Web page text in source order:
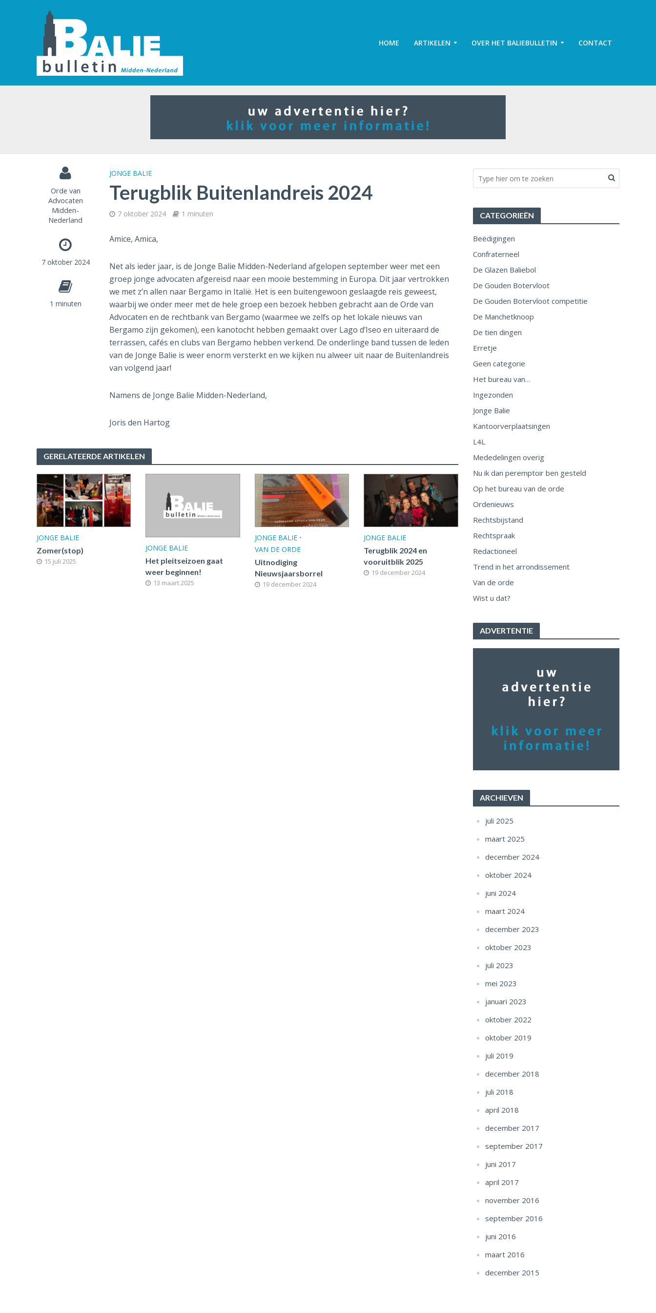
HOME ARTIKELEN OVER HET BALIEBULLETIN CONTACT
Orde van
Advocaten
Midden-
Nederland
7 oktober 2024
1 minuten
JONGE BALIE
Terugblik Buitenlandreis 2024
7 oktober 2024 1 minuten
Amice, Amica,
Net als ieder jaar, is de Jonge Balie Midden-Nederland afgelopen september weer met een
groep jonge advocaten afgereisd naar een mooie bestemming in Europa. Dit jaar vertrokken
we met z’n allen naar Bergamo in Italië. Het is een buitengewoon geslaagde reis geweest,
waarbij we onder meer met de hele groep een bezoek hebben gebracht aan de Orde van
Advocaten en de rechtbank van Bergamo (waarmee we zelfs op het lokale nieuws van
Bergamo zijn gekomen), een kanotocht hebben gemaakt over Lago d’Iseo en uiteraard de
terrassen, cafés en clubs van Bergamo hebben verkend. De onderlinge band tussen de leden
van de Jonge Balie is weer enorm versterkt en we kijken nu alweer uit naar de Buitenlandreis
van volgend jaar!
Namens de Jonge Balie Midden-Nederland,
Joris den Hartog
GERELATEERDE ARTIKELEN
JONGE BALIE
Zomer(stop)
15 juli 2025
JONGE BALIE
Het pleitseizoen gaat
weer beginnen!
13 maart 2025
JONGE BALIE •
VAN DE ORDE
Uitnodiging
Nieuwsjaarsborrel
19 december 2024
JONGE BALIE
Terugblik 2024 en
vooruitblik 2025
19 december 2024
CATEGORIEËN
Beëdigingen
Confraterneel
De Glazen Baliebol
De Gouden Botervloot
De Gouden Botervloot competitie
De Manchetknoop
De tien dingen
Erretje
Geen categorie
Het bureau van…
Ingezonden
Jonge Balie
Kantoorverplaatsingen
L4L
Mededelingen overig
Nu ik dan peremptoir ben gesteld
Op het bureau van de orde
Ordenieuws
Rechtsbijstand
Rechtspraak
Redactioneel
Trend in het arrondissement
Van de orde
Wist u dat?
ADVERTENTIE
ARCHIEVEN
juli 2025
maart 2025
december 2024
oktober 2024
juni 2024
maart 2024
december 2023
oktober 2023
juli 2023
mei 2023
januari 2023
oktober 2022
oktober 2019
juli 2019
december 2018
juli 2018
april 2018
december 2017
september 2017
juni 2017
april 2017
november 2016
september 2016
juni 2016
maart 2016
december 2015